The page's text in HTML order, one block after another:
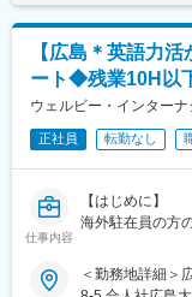
■働き方：
・残業時間：全
※会社として、
・緊急呼び出し
す）
・直行直帰可
・転勤基本なし
■当社について：
医療用レーザー
ています。
・お客様：歯科
・担当するシス
など
※インストラク
※当社社員の25.3
種となります。
■入社後の流れ：
・入社後1か月は
・現場配属後は
【広島＊英語力
ート◆残業10H以
ウェルビー・インター
正社員 転勤なし
仕事内容
【はじめに】
海外駐在員の方
院の予約手配
で、英語が得意
＜勤務地詳細＞